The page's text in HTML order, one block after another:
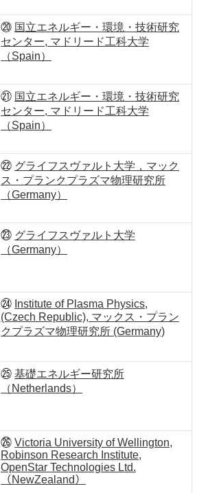
⑳ 国立エネルギー・環境・技術研究
センター, マドリード工科大学
（Spain）
㉑ 国立エネルギー・環境・技術研究
センター, マドリード工科大学
（Spain）
㉒ グライフスヴァルト大学，マック
ス・プランクプラズマ物理研究所
（Germany）
㉓ グライフスヴァルト大学
（Germany）
㉔ Institute of Plasma Physics,
(Czech Republic), マックス・プラン
クプラズマ物理研究所 (Germany)
㉕ 基礎エネルギー研究所
（Netherlands）
㉖ Victoria University of Wellington,
Robinson Research Institute,
OpenStar Technologies Ltd.
（NewZealand）